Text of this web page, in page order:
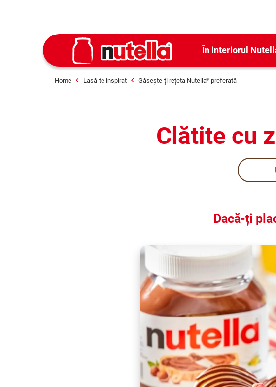
În interiorul
Home Lasă-te inspirat Găsește-ți rețeta Nutella® preferată
Clătite cu
Dacă-ți